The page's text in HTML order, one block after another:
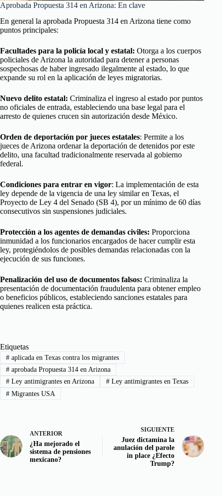
Aprobada Propuesta 314 en Arizona: En clave
En general la aprobada Propuesta 314 en Arizona tiene como
puntos principales:
Facultades para la policía local y estatal: Otorga a los cuerpos
policiales de Arizona la autoridad para detener a personas
sospechosas de haber ingresado ilegalmente al estado, lo que
expande su rol en la aplicación de leyes migratorias.
Nuevo delito estatal: Criminaliza el ingreso al estado por puntos
no oficiales de entrada, estableciendo una base legal para el
arresto de quienes crucen sin autorización desde México.
Orden de deportación por jueces estatales: Permite a los
jueces de Arizona ordenar la deportación de detenidos por este
delito, una facultad tradicionalmente reservada al gobierno
federal.
Condiciones para entrar en vigor: La implementación de esta
ley depende de la vigencia de una ley similar en Texas, el
Proyecto de Ley 4 del Senado (SB 4), por un mínimo de 60 días
consecutivos sin suspensiones judiciales.
Protección a los agentes de demandas civiles: Proporciona
inmunidad a los funcionarios encargados de hacer cumplir esta
ley, protegiéndolos de posibles demandas relacionadas con la
ejecución de sus funciones.
Penalización del uso de documentos falsos: Criminaliza la
presentación de documentación fraudulenta para obtener empleo
o beneficios públicos, estableciendo sanciones estatales para
quienes realicen esta práctica.
Etiquetas
#aplicada en Texas contra los migrantes
#aprobada Propuesta 314 en Arizona
#Ley antimigrantes en Arizona #Ley antimigrantes en Texas
#Migrantes USA
ANTERIOR
¿Ha mejorado el
sistema de pensiones
mexicano?
SIGUIENTE
Juez dictamina la
anulación del parole
in place ¿Efecto
Trump?